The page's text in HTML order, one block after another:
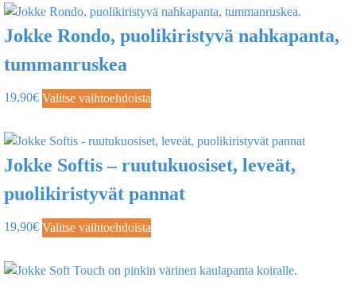
Jokke Rondo, puolikiristyvä nahkapanta,
tummanruskea
19,90€ Valitse vaihtoehdoista
Jokke Softis – ruutukuosiset, leveät,
puolikiristyvät pannat
19,90€ Valitse vaihtoehdoista